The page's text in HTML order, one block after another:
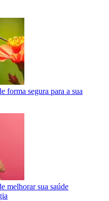
forma segura para a sua
melhorar sua saúde